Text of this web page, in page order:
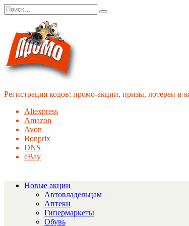
Перейти
к
содержанию
Search
for:
Регистрация кодов: промо-акции, призы, лотереи и
Aliexpress
Amazon
Avon
Bonprix
DNS
eBay
Новые акции
Автовладельцам
Аптеки
Гипермаркеты
Обувь